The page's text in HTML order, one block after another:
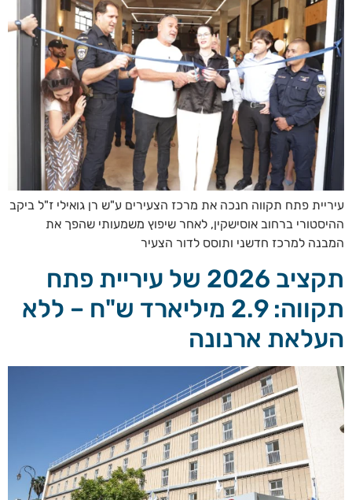
עיריית פתח תקווה חנכה את מרכז הצעירים ע"ש רן גואילי ז"ל ביקב
ההיסטורי ברחוב אוסישקין, לאחר שיפוץ משמעותי שהפך את
המבנה למרכז חדשני ותוסס לדור הצעיר
תקציב 2026 של עיריית פתח
תקווה: 2.9 מיליארד ש"ח – ללא
העלאת ארנונה